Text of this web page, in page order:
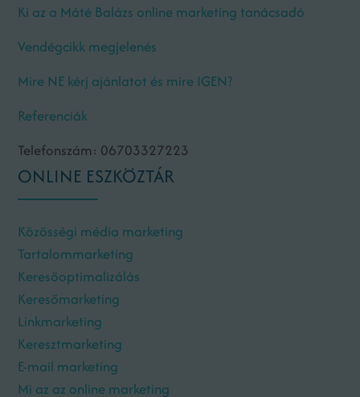
Ki az a Máté Balázs online marketing tanácsadó
Vendégcikk megjelenés
Mire NE kérj ajánlatot és mire IGEN?
Referenciák
Telefonszám: 06703327223
ONLINE ESZKÖZTÁR
Közösségi média marketing
Tartalommarketing
Keresőoptimalizálás
Keresőmarketing
Linkmarketing
Keresztmarketing
E-mail marketing
Mi az az online marketing